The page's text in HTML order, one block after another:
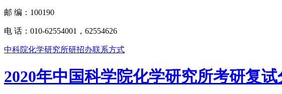
邮 编：100190
电 话：010-62554001，62554626
中科院化学研究所研招办联系方式
2020年中国科学院化学研究所考研复